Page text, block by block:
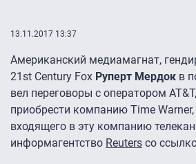
13.11.2017 13:37
Американский медиамагнат,
21st Century Fox Руперт Мердок в
вел переговоры с оператором
приобрести компанию Time
входящего в эту компанию
информагентство Reuters со